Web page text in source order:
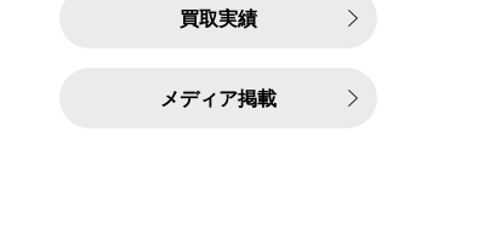
買取実績
メディア掲載